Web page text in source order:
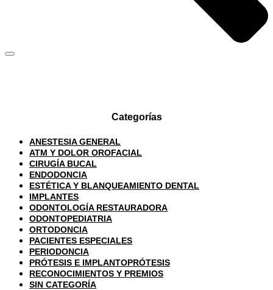
Categorías
ANESTESIA GENERAL
ATM Y DOLOR OROFACIAL
CIRUGÍA BUCAL
ENDODONCIA
ESTÉTICA Y BLANQUEAMIENTO DENTAL
IMPLANTES
ODONTOLOGÍA RESTAURADORA
ODONTOPEDIATRIA
ORTODONCIA
PACIENTES ESPECIALES
PERIODONCIA
PRÓTESIS E IMPLANTOPRÓTESIS
RECONOCIMIENTOS Y PREMIOS
SIN CATEGORÍA